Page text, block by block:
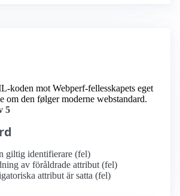
koden mot Webperf-fellesskapets eget
om den følger moderne webstandard.
5
giltig identifierare (fel)
av föråldrade attribut (fel)
attribut är satta (fel)